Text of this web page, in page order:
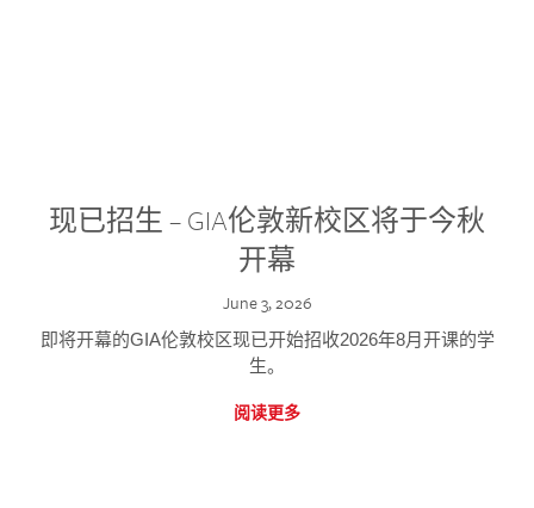
现已招生 – GIA伦敦新校区将于今秋
开幕
June 3, 2026
即将开幕的GIA伦敦校区现已开始招收2026年8月开课的学
生。
阅读更多